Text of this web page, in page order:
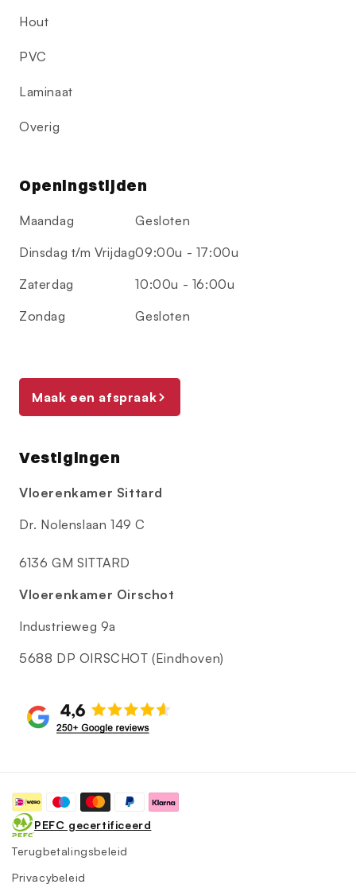
Hout
PVC
Laminaat
Overig
Openingstijden
Maandag
Dinsdag t/m Vrijdag
Zaterdag
Zondag
Gesloten
09:00u - 17:00u
10:00u - 16:00u
Gesloten
Maak een afspraak
Vestigingen
Vloerenkamer Sittard
Dr. Nolenslaan 149 C
6136 GM SITTARD
Vloerenkamer Oirschot
Industrieweg 9a
5688 DP OIRSCHOT (Eindhoven)
PEFC gecertificeerd
Terugbetalingsbeleid
Privacybeleid
Betaalmethoden